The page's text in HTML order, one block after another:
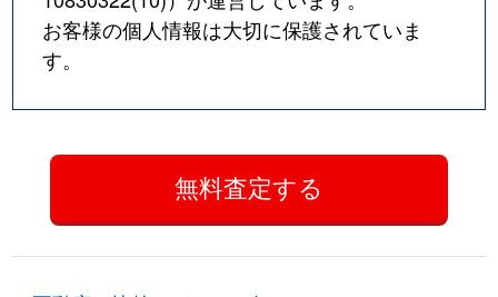
お客様の個人情報は大切に保護されていま
す。